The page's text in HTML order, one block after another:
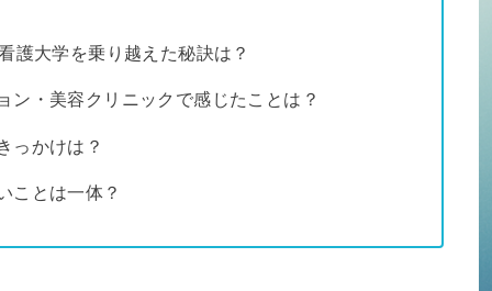
護大学を乗り越えた秘訣は？
ン・美容クリニックで感じたことは？
っかけは？
ことは一体？